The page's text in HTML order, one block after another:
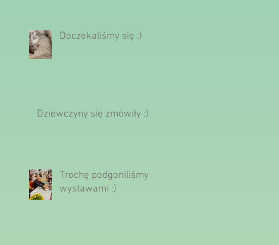
Doczekaliśmy się :)
Dziewczyny się zmówiły :)
Trochę podgoniliśmy z
wystawami :)